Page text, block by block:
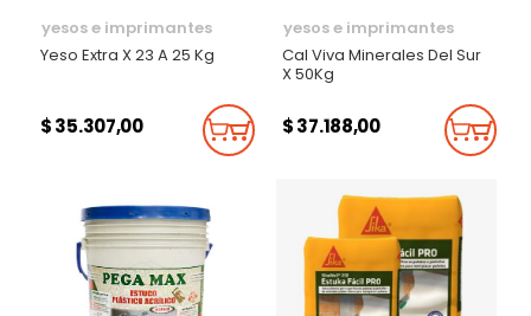
yesos e imprimantes
Yeso Extra X 23 A 25 Kg
$ 35.307,00 Añadir Al Carrito
yesos e imprimantes
Cal Viva Minerales Del Sur
X 50Kg
$ 37.188,00